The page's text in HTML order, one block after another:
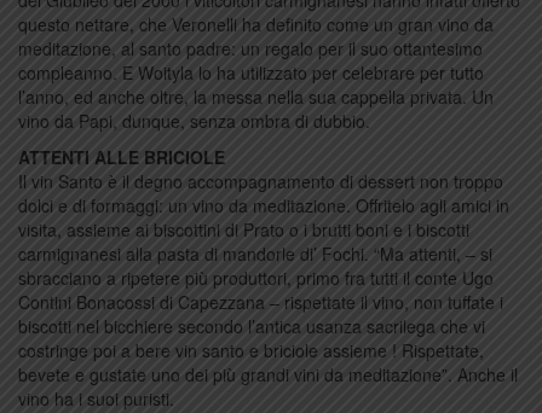
questo nettare, che Veronelli ha definito come un gran vino da
meditazione, al santo padre: un regalo per il suo ottantesimo
compleanno. E Woityla lo ha utilizzato per celebrare per tutto
l’anno, ed anche oltre, la messa nella sua cappella privata. Un
vino da Papi, dunque, senza ombra di dubbio.
ATTENTI ALLE BRICIOLE
Il vin Santo è il degno accompagnamento di dessert non troppo
dolci e di formaggi: un vino da meditazione. Offritelo agli amici in
visita, assieme ai biscottini di Prato o i brutti boni e i biscotti
carmignanesi alla pasta di mandorle di’ Fochi. “Ma attenti, – si
sbracciano a ripetere più produttori, primo fra tutti il conte Ugo
Contini Bonacossi di Capezzana – rispettate il vino, non tuffate i
biscotti nel bicchiere secondo l’antica usanza sacrilega che vi
costringe poi a bere vin santo e briciole assieme ! Rispettate,
bevete e gustate uno dei più grandi vini da meditazione”. Anche il
vino ha i suoi puristi.